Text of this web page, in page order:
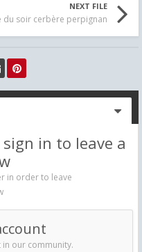
NEXT FILE
du soir cerbère perpignan
in to leave a
in order to leave
in our community.